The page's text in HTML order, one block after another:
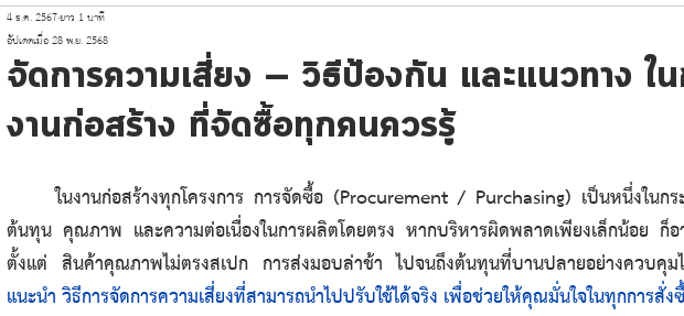
4 ธ.ค. 2567ยาว 1 นาที
อัปเดตเมื่อ28 พ.ย. 2568
จัดการความเสี่ยง — วิธีป้องกัน และแนวทาง ใ
งานก่อสร้าง ที่จัดซื้อทุกคนควรรู้
	ในงานก่อสร้างทุกโครงการ การจัดซื้อ (Procurement / Purchasing) เป็นหนึ่งในกระบวนการที่ส่งผลต่อ
ต้นทุน คุณภาพ และความต่อเนื่องในการผลิตโดยตรง หากบริหารผิดพลาดเพียงเล็กน้อย ก็อ
ตั้งแต่ สินค้าคุณภาพไม่ตรงสเปก การส่งมอบล่าช้า ไปจนถึงต้นทุนที่บานปลายอย่างควบคุม
แนะนำ วิธีการจัดการความเสี่ยงที่สามารถนำไปปรับใช้ได้จริง เพื่อช่วยให้คุณมั่นใจในทุกการสั่ง